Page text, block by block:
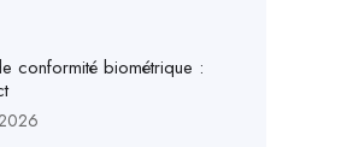
conformité biométrique :